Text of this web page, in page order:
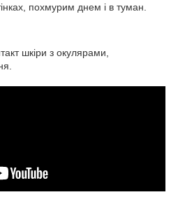
похмурим днем і в туман.
шкіри з окулярами,